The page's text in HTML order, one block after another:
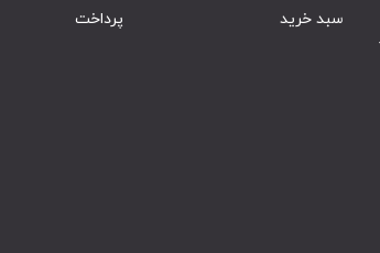
سبد خرید
پرداخت